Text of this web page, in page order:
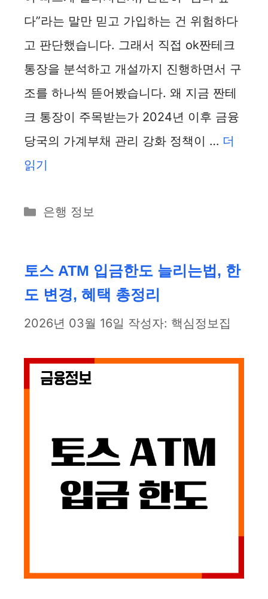
다”라는 말만 믿고 가입하는 건 위험하다
고 판단했습니다. 그래서 직접 ok짠테크
통장을 분석하고 개설까지 진행하면서 구
조를 하나씩 뜯어봤습니다. 왜 지금 짠테
크 통장이 주목받는가 2024년 이후 금융
당국의 가계부채 관리 강화 정책이 … 더
읽기
카
리
은행 정보
토스 ATM 입금한도 늘리는법, 한
도 변경, 혜택 총정리
2026년 03월 16일 작성자: 핵심정보집